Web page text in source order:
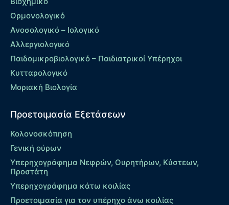
Ορμονολογικό
Ανοσολογικό – Ιολογικό
Αλλεργιολογικό
Παιδομικροβιολογικό – Παιδιατρικοί Υπέρηχοι
Κυτταρολογικό
Μοριακή Βιολογία
Προετοιμασία Εξετάσεων
Κολονοσκόπηση
Γενική ούρων
Υπερηχογράφημα Νεφρών, Ουρητήρων, Κύστεων,
Προστάτη
Υπερηχογράφημα κάτω κοιλίας
Προετοιμασία για τον υπέρηχο άνω κοιλίας